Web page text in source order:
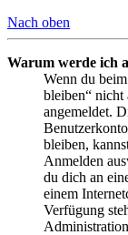
Nach oben
Warum werde ich
Wenn du
bleiben“
angemeldet.
bleiben,
Anmelden
du dich an
einem
Verfügung